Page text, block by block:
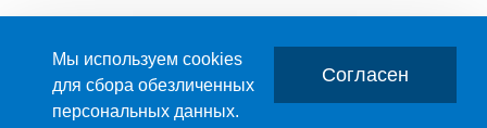
Мы используем cookies
для сбора обезличенных
персональных данных.
Согласен